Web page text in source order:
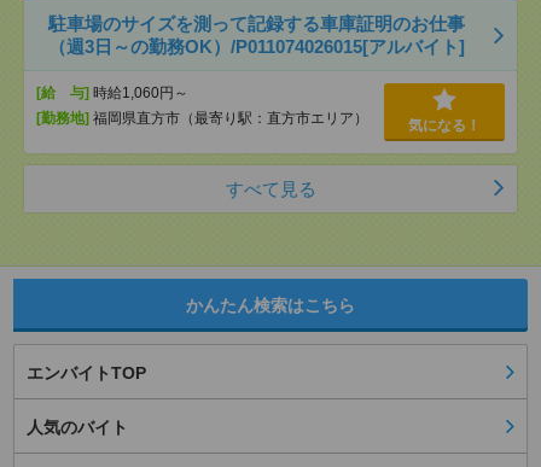
駐車場のサイズを測って記録する車庫証明のお仕事
（週3日～の勤務OK）/P011074026015[アルバイト]
[給 与] 時給1,060円～
[勤務地] 福岡県直方市（最寄り駅：直方市エリア） 気になる！
すべて見る
かんたん検索はこちら
エンバイトTOP
人気のバイト